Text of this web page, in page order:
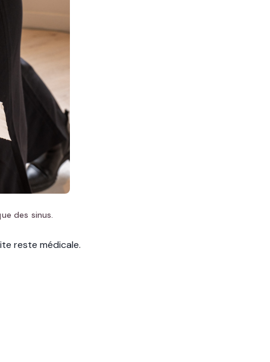
des sinus.
reste médicale.